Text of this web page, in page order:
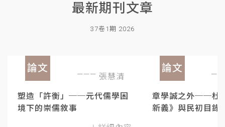
最新期刊文章
37卷1期 2026
論文
張慧清
塑造「許衡」──元代儒學困
境下的崇儒敘事
論文
章學誠之外──杜
新義》與民初目錄